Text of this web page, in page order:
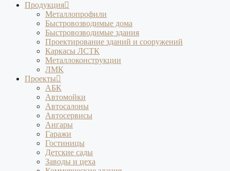
Продукция
Металлопрофили
Быстровозводимые дома
Быстровозводимые здания
Проектирование зданий и сооружений
Каркасы ЛСТК
Металлоконструкции
ЛМК
Проекты
АБК
Автомойки
Автосалоны
Автосервисы
Ангары
Гаражи
Гостиницы
Детские сады
Заводы и цеха